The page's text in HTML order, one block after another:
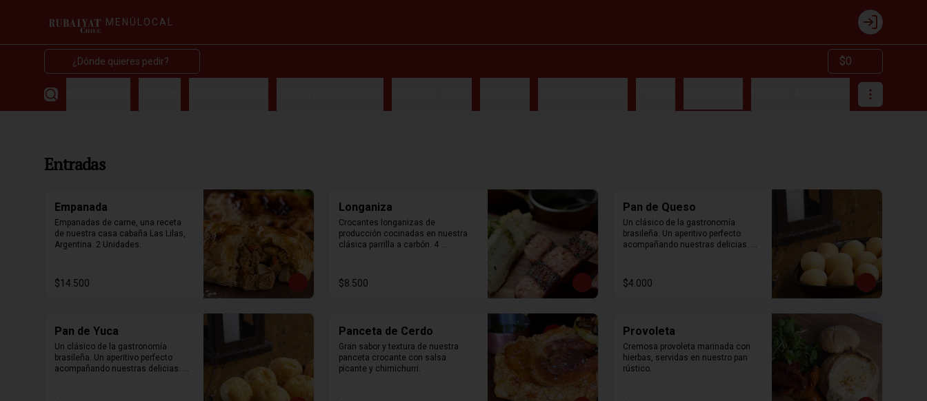
MENÚ LOCAL
Login
¿Dónde quieres pedir? $0
Entradas Hamburguesas
Entradas
Empanada
Empanadas de carne, una receta
de nuestra casa cabaña Las Lilas,
Argentina. 2 Unidades.
$14.500
Longaniza
Crocantes longanizas de
producción cocinadas en nuestra
clásica parrilla a carbón. 4
$8.500
Pan de Queso
Un clásico de la gastronomía
brasileña. Un aperitivo perfecto
acompañando nuestras delicias.
$4.000
Pan de Yuca
Un clásico de la gastronomía
brasileña. Un aperitivo perfecto
acompañando nuestras delicias. 6
Panceta de Cerdo
Gran sabor y textura de nuestra
panceta crocante con salsa
picante y chimichurri.
Provoleta
Cremosa provoleta marinada con
hierbas, servidas en nuestro pan
rústico.